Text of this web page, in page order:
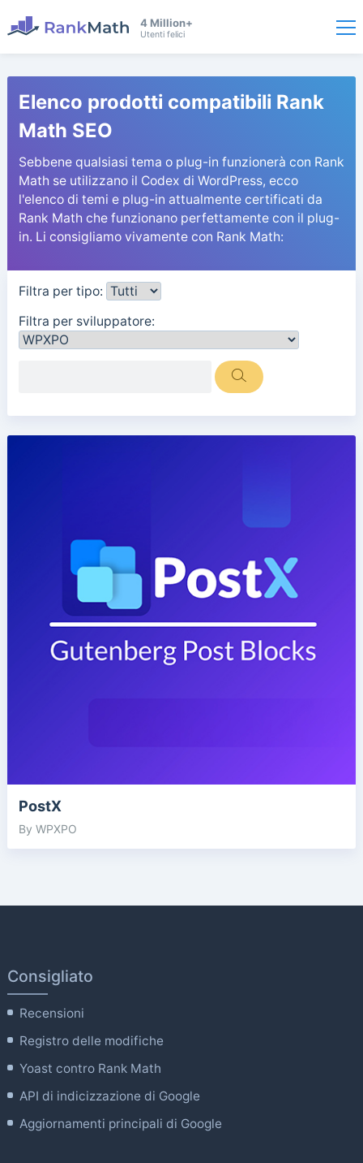
4 Million+
Utenti felici
Elenco prodotti compatibili Rank
Math SEO
Sebbene qualsiasi tema o plug-in funzionerà con Rank
Math se utilizzano il Codex di WordPress, ecco
l'elenco di temi e plug-in attualmente certificati da
Rank Math che funzionano perfettamente con il plug-
in. Li consigliamo vivamente con Rank Math:
Filtra per tipo:
Filtra per sviluppatore:
PostX
By WPXPO
Consigliato
Recensioni
Registro delle modifiche
Yoast contro Rank Math
API di indicizzazione di Google
Aggiornamenti principali di Google